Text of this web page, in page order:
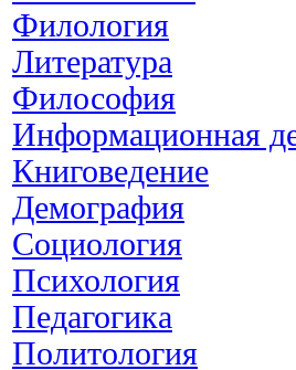
Филология
Литература
Философия
Информационная
Книговедение
Демография
Социология
Психология
Педагогика
Политология